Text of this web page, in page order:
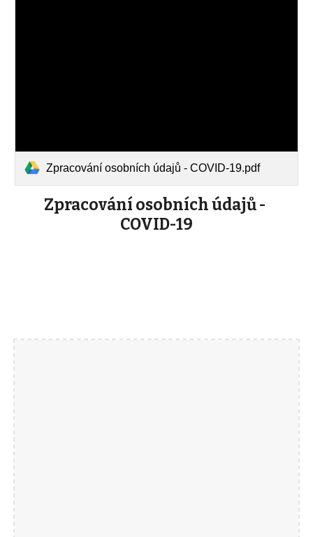
Zpracování osobních údajů - COVID-19.pdf
Zpracování osobních údajů -
COVID-19